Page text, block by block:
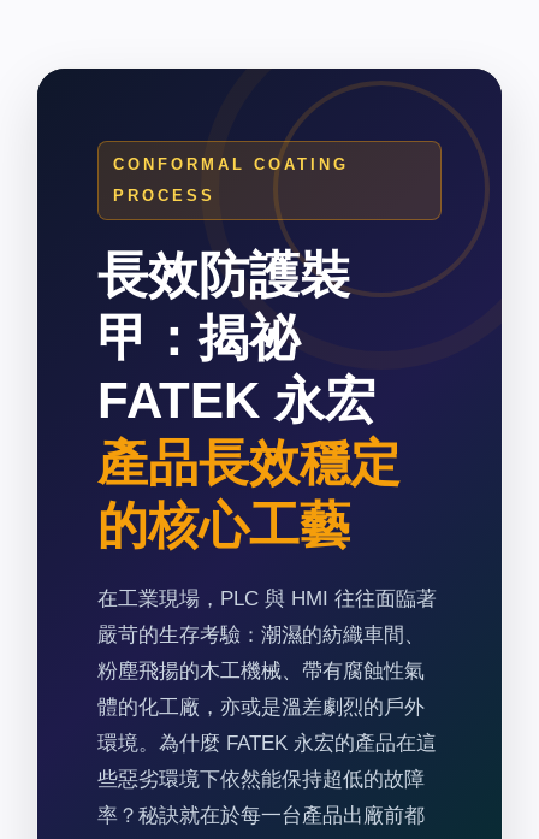
CONFORMAL COATING
PROCESS
長效防護裝
甲：揭祕
FATEK 永宏
產品長效穩定
的核心工藝
在工業現場，PLC 與 HMI 往往面臨著
嚴苛的生存考驗：潮濕的紡織車間、
粉塵飛揚的木工機械、帶有腐蝕性氣
體的化工廠，亦或是溫差劇烈的戶外
環境。為什麼 FATEK 永宏的產品在這
些惡劣環境下依然能保持超低的故障
率？秘訣就在於每一台產品出廠前都